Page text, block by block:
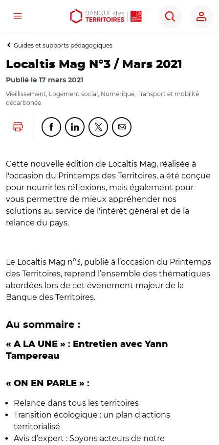
Aller
contenu
Aller
menu
Ouvrir
outils
Menu
Rechercher
Guides et supports pédagogiques
Localtis Mag N°3 / Mars 2021
Publié le 17 mars 2021
Vieillissement, Logement social, Numérique, Transport et mobilité
décarbonée
Lancer l'impressionPartager cette page sur Facebook
Partager cette page sur Linkedin
Partager cette page sur Twitter
Partager cette page sur
Cette nouvelle édition de Localtis Mag, réalisée à
l'occasion du Printemps des Territoires, a été conçue
pour nourrir les réflexions, mais également pour
vous permettre de mieux appréhender nos
solutions au service de l'intérêt général et de la
relance du pays.
Le Localtis Mag n°3, publié à l’occasion du Printemps
des Territoires, reprend l’ensemble des thématiques
abordées lors de cet évènement majeur de la
Banque des Territoires.
Au sommaire :
« A LA UNE » : Entretien avec Yann
Tampereau
« ON EN PARLE » :
Relance dans tous les territoires
Transition écologique : un plan d'actions
territorialisé
Avis d’expert : Soyons acteurs de notre